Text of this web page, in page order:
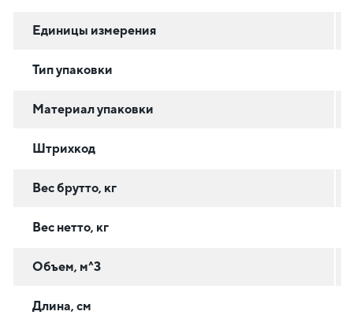
Единицы измерения
Тип упаковки
Материал упаковки
Штрихкод
Вес брутто, кг
Вес нетто, кг
Объем, м^3
Длина, см